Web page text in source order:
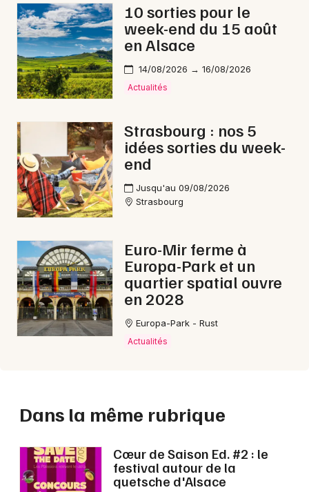
10 sorties pour le
week-end du 15 août
en Alsace
14/08/2026 → 16/08/2026
Actualités
Strasbourg : nos 5
idées sorties du week-
end
Jusqu'au 09/08/2026
Strasbourg
Euro-Mir ferme à
Europa-Park et un
quartier spatial ouvre
en 2028
Europa-Park - Rust
Actualités
Dans la même rubrique
Cœur de Saison Ed. #2 : le
festival autour de la
quetsche d'Alsace